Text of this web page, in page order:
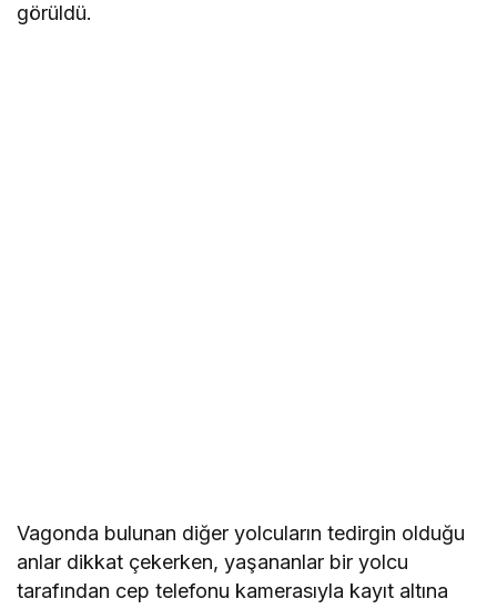
görüldü.
Vagonda bulunan diğer yolcuların tedirgin olduğu
anlar dikkat çekerken, yaşananlar bir yolcu
tarafından cep telefonu kamerasıyla kayıt altına